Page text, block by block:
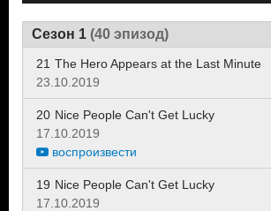
Сезон 1 (40 эпизод)
21 The Hero Appears at the Last Minute
23.10.2019
20 Nice People Can't Get Lucky
17.10.2019
воспроизвести
19 Nice People Can't Get Lucky
17.10.2019